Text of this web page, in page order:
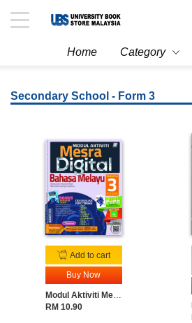
Toggle
navigation
Home Category
Secondary School - Form 3
Add to cart
Buy Now
Modul Aktiviti Mesra Digital Bahasa Melayu Tingkatan 3
RM 10.90